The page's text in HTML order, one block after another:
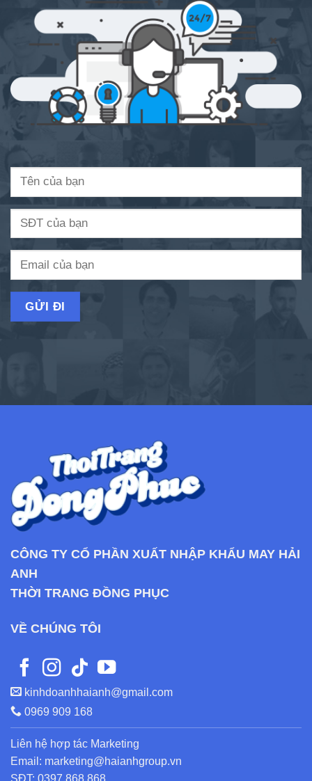
CÔNG TY CỔ PHẦN XUẤT NHẬP KHẨU MAY HẢI
ANH
THỜI TRANG ĐỒNG PHỤC
VỀ CHÚNG TÔI
kinhdoanhhaianh@gmail.com
0969 909 168
Liên hệ hợp tác Marketing
Email: marketing@haianhgroup.vn